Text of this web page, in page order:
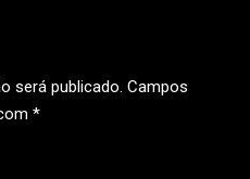
será publicado. Campos
*